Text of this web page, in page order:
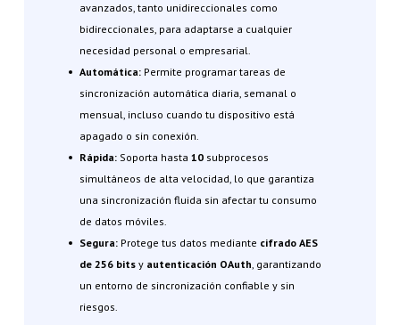
avanzados, tanto unidireccionales como
bidireccionales, para adaptarse a cualquier
necesidad personal o empresarial.
Automática: Permite programar tareas de
sincronización automática diaria, semanal o
mensual, incluso cuando tu dispositivo está
apagado o sin conexión.
Rápida:Soporta hasta 10subprocesos
simultáneos de alta velocidad, lo que garantiza
una sincronización fluida sin afectar tu consumo
de datos móviles.
Segura: Protege tus datos mediante cifrado AES
de 256 bits y autenticación OAuth, garantizando
un entorno de sincronización confiable y sin
riesgos.